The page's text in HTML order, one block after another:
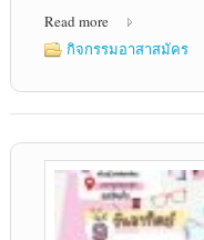
Read more
กิจกรรมอาสาสมัคร